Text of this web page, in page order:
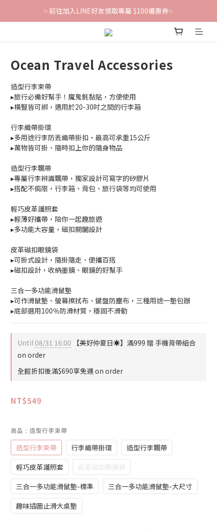
鐵粉群開張！限時加入贈100折價券🎀
✨前往加入LINE好友領取專屬 $100優惠券✨
鐵粉群開張！限時加入贈100折價券🎀
Ocean Travel Accessories
造型行李束帶
▸旅行必備好幫手！魔鬼氈黏貼，方便使用
▸橫豎皆可綁，適用於20-30吋之間的行李箱
行李織帶掛環
▸多用途行李防丟織帶掛扣，最高可承重15公斤
▸萬物皆可掛、隨時扣上你的隨身物品
造型行李飄帶
▸專屬行李辨識飄帶，獨家設計可寫字的矽膠片
▸搭配不侷限，行李箱、背包、旅行袋等均可使用
輕巧皮革護照套
▸輕薄好攜帶，陪你一起趣旅遊
▸多功能大容量，磁扣開闔設計
皮革磁扣眼鏡袋
▸可掛式設計，隨掛隨走、便攜百搭
▸磁扣設計，收納墨鏡、眼鏡的好幫手
三合一多功能滑鼠墊
▸可作滑鼠墊、螢幕擦拭布、鍵盤防塵布，三種用途一墊包辦
▸底部選用100％防滑材質，穩固不滑動
Until08/31 16:00 【美好仲夏日☀️】滿999 贈 手機背帶組合
on order
全館折扣後滿$690享免運 on order
NT$549
商品 : 造型行李束帶
造型行李束帶 行李織帶掛環
造型行李飄帶
輕巧皮革護照套
皮革磁扣眼鏡袋
三合一多功能滑鼠墊-標準
三合一多功能滑鼠墊-大尺寸
趣味插圖止滑大桌墊